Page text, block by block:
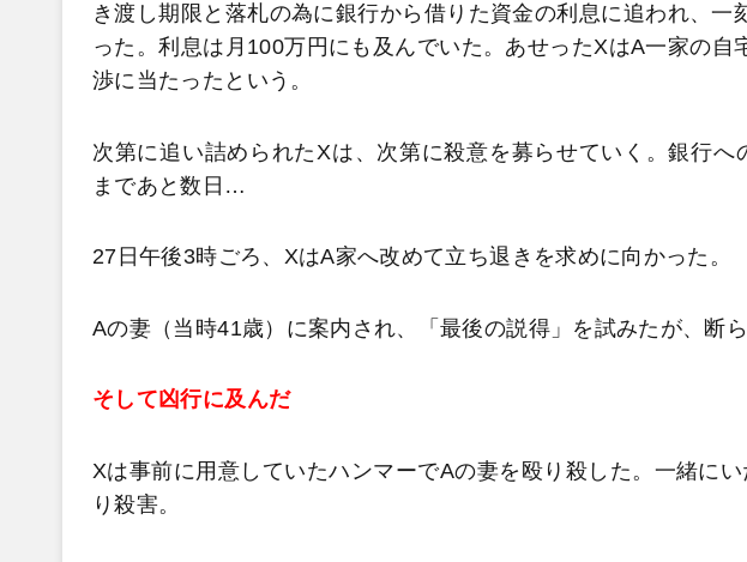
き渡し期限と落札の為に銀行から借りた資金の利息に追われ、一
った。利息は月100万円にも及んでいた。あせったXはA一家の自
渉に当たったという。
次第に追い詰められたXは、次第に殺意を募らせていく。銀行へ
まであと数日…
27日午後3時ごろ、XはA家へ改めて立ち退きを求めに向かった。
Aの妻（当時41歳）に案内され、「最後の説得」を試みたが、断ら
そして凶行に及んだ
Xは事前に用意していたハンマーでAの妻を殴り殺した。一緒に
り殺害。